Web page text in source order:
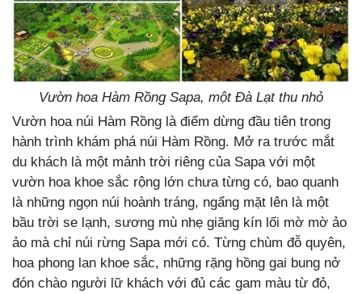
Vườn hoa Hàm Rồng Sapa, một Đà Lạt thu nhỏ
Vườn hoa núi Hàm Rồng là điểm dừng đầu tiên trong
hành trình khám phá núi Hàm Rồng. Mở ra trước mắt
du khách là một mảnh trời riêng của Sapa với một
vườn hoa khoe sắc rộng lớn chưa từng có, bao quanh
là những ngọn núi hoành tráng, ngẩng mặt lên là một
bầu trời se lạnh, sương mù nhẹ giăng kín lối mờ mờ ảo
ảo mà chỉ núi rừng Sapa mới có. Từng chùm đỗ quyên,
hoa phong lan khoe sắc, những rặng hồng gai bung nở
đón chào người lữ khách với đủ các gam màu từ đỏ,